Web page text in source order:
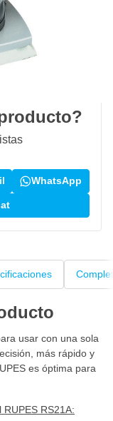
envía hoy
WhatsApp
usar con una sola
más rápido y
es óptima para
RS21A: